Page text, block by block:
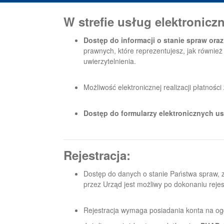
W strefie usług
Dostęp do informacji o stanie spraw
prawnych, które reprezentujesz, jak
uwierzytelnienia.
Możliwość elektronicznej realizacji
Dostęp do formularzy elektronicznych
Rejestracja:
Dostęp do danych o stanie Państwa
przez Urząd jest możliwy po dokonaniu
Rejestracja wymaga posiadania konta na